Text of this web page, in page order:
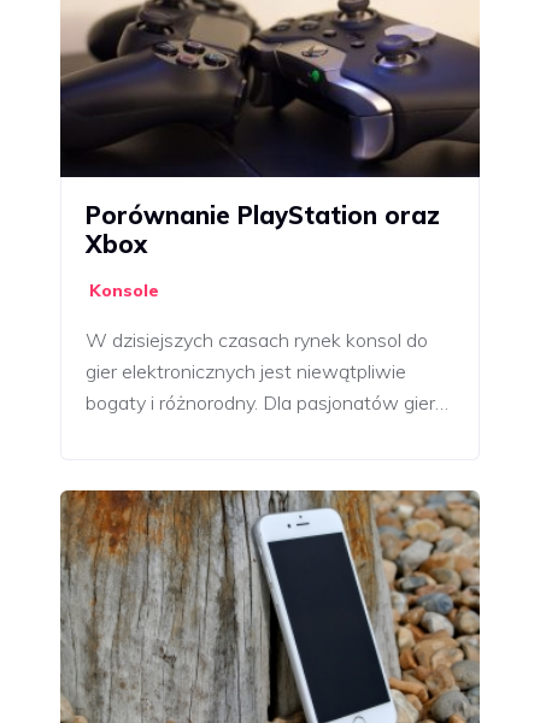
Porównanie PlayStation oraz
Xbox
Konsole
W dzisiejszych czasach rynek konsol do
gier elektronicznych jest niewątpliwie
bogaty i różnorodny. Dla pasjonatów gier…